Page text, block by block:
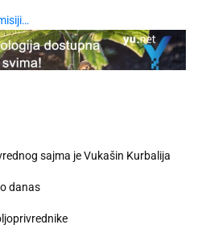
sajma je Vukašin Kurbalija
danas